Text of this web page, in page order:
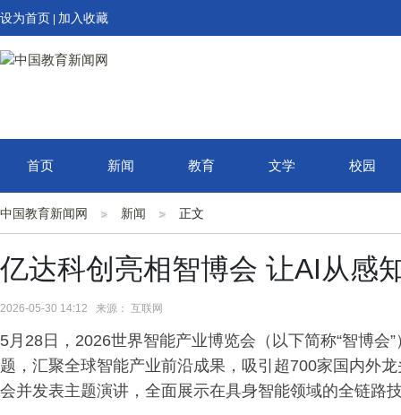
设为首页 加入收藏
首页 新闻 教育 文学 校园
中国教育新闻网 新闻 正文
亿达科创亮相智博会 让AI从感
2026-05-30 14:12 来源： 互联网
5月28日，2026世界智能产业博览会（以下简称“智博会
题，汇聚全球智能产业前沿成果，吸引超700家国内外
会并发表主题演讲，全面展示在具身智能领域的全链路